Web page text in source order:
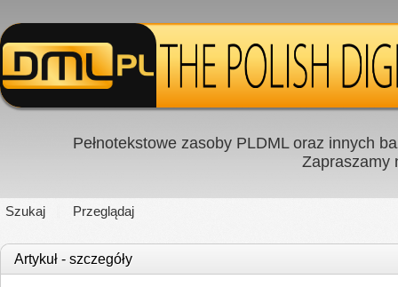
Pełnotekstowe zasoby PLDML oraz innych
Zapraszamy
Szukaj Przeglądaj
Artykuł - szczegóły